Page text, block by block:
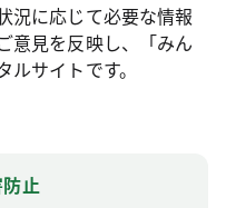
況に応じて必要な情報
意見を反映し、「みん
サイトです。
止